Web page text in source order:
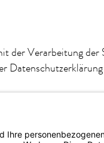
der Verarbeitung der